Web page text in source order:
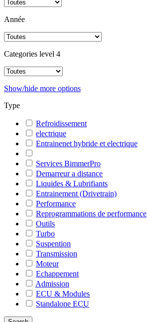
Année
Categories level 4
Show/hide more options
Type
Refroidissement
electrique
Entrainenet hybride et electrique
Services BimmerPro
Demarreur a distance
Liquides & Lubrifiants
Entrainement (Drivetrain)
Performance
Reprogrammations de performance
Outils
Turbo
Suspention
Transmission
Moteur
Echappement
Admission
ECU & Modules
Standalone ECU